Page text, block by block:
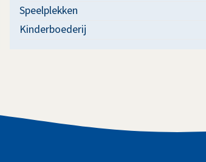
Speelplekken
Kinderboederij